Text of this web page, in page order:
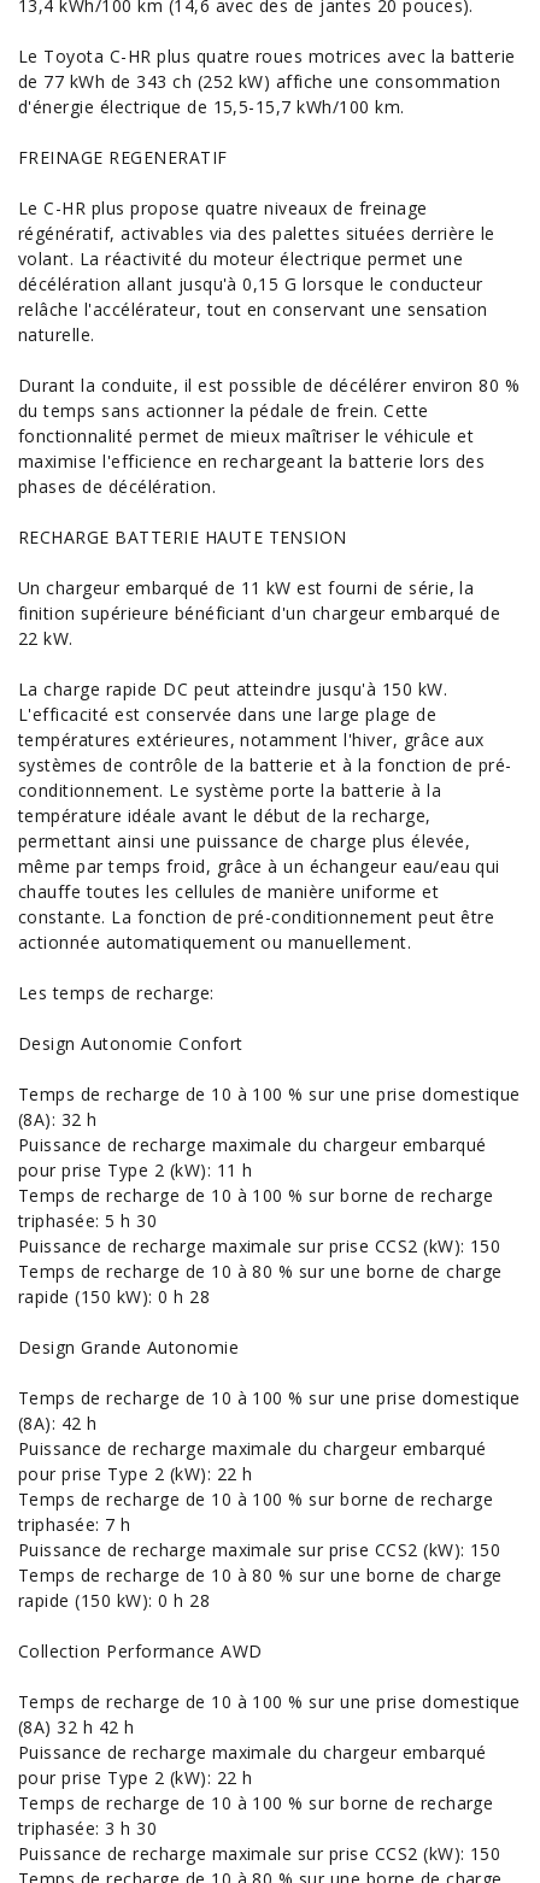
13,4 kWh/100 km (14,6 avec des de jantes 20 pouces).
Le Toyota C-HR plus quatre roues motrices avec la batterie
de 77 kWh de 343 ch (252 kW) affiche une consommation
d'énergie électrique de 15,5-15,7 kWh/100 km.
FREINAGE REGENERATIF
Le C-HR plus propose quatre niveaux de freinage
régénératif, activables via des palettes situées derrière le
volant. La réactivité du moteur électrique permet une
décélération allant jusqu'à 0,15 G lorsque le conducteur
relâche l'accélérateur, tout en conservant une sensation
naturelle.
Durant la conduite, il est possible de décélérer environ 80 %
du temps sans actionner la pédale de frein. Cette
fonctionnalité permet de mieux maîtriser le véhicule et
maximise l'efficience en rechargeant la batterie lors des
phases de décélération.
RECHARGE BATTERIE HAUTE TENSION
Un chargeur embarqué de 11 kW est fourni de série, la
finition supérieure bénéficiant d'un chargeur embarqué de
22 kW.
La charge rapide DC peut atteindre jusqu'à 150 kW.
L'efficacité est conservée dans une large plage de
températures extérieures, notamment l'hiver, grâce aux
systèmes de contrôle de la batterie et à la fonction de pré-
conditionnement. Le système porte la batterie à la
température idéale avant le début de la recharge,
permettant ainsi une puissance de charge plus élevée,
même par temps froid, grâce à un échangeur eau/eau qui
chauffe toutes les cellules de manière uniforme et
constante. La fonction de pré-conditionnement peut être
actionnée automatiquement ou manuellement.
Les temps de recharge:
Design Autonomie Confort
Temps de recharge de 10 à 100 % sur une prise domestique
(8A): 32 h
Puissance de recharge maximale du chargeur embarqué
pour prise Type 2 (kW): 11 h
Temps de recharge de 10 à 100 % sur borne de recharge
triphasée: 5 h 30
Puissance de recharge maximale sur prise CCS2 (kW): 150
Temps de recharge de 10 à 80 % sur une borne de charge
rapide (150 kW): 0 h 28
Design Grande Autonomie
Temps de recharge de 10 à 100 % sur une prise domestique
(8A): 42 h
Puissance de recharge maximale du chargeur embarqué
pour prise Type 2 (kW): 22 h
Temps de recharge de 10 à 100 % sur borne de recharge
triphasée: 7 h
Puissance de recharge maximale sur prise CCS2 (kW): 150
Temps de recharge de 10 à 80 % sur une borne de charge
rapide (150 kW): 0 h 28
Collection Performance AWD
Temps de recharge de 10 à 100 % sur une prise domestique
(8A) 32 h 42 h
Puissance de recharge maximale du chargeur embarqué
pour prise Type 2 (kW): 22 h
Temps de recharge de 10 à 100 % sur borne de recharge
triphasée: 3 h 30
Puissance de recharge maximale sur prise CCS2 (kW): 150